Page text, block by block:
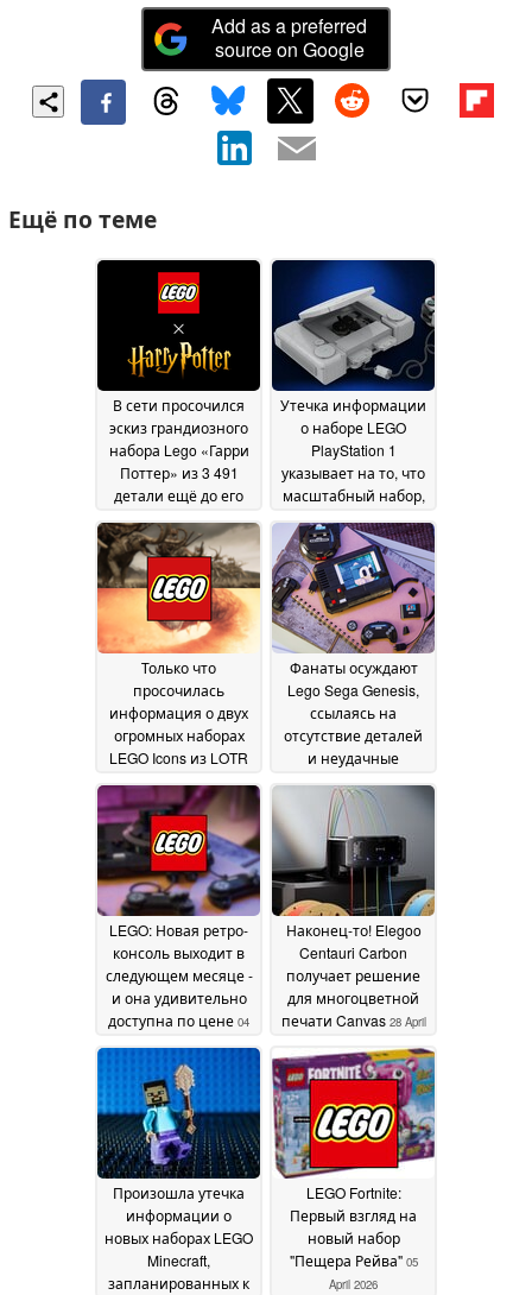
Add as a preferred
source on Google
Ещё по теме
В сети просочился
эскиз грандиозного
набора Lego «Гарри
Поттер» из 3 491
детали ещё до его
анонса; его
стоимость
составляет 450
долларов 30 July 2026
Утечка информации
о наборе LEGO
PlayStation 1
указывает на то, что
масштабный набор,
консоли, выйдет в
декабре 2026 года22
June 2026
Только что
просочилась
информация о двух
огромных наборах
LEGO Icons из LOTR
11 June 2026
Фанаты осуждают
Lego Sega Genesis,
ссылаясь на
отсутствие деталей
и неудачные
набором NES
2026
LEGO: Новая ретро-
консоль выходит в
следующем месяце -
и она удивительно
доступна по цене 04
May 2026
Наконец-то! Elegoo
Centauri Carbon
получает решение
для многоцветной
печати Canvas 28 April
Произошла утечка
информации о
новых наборах LEGO
Minecraft,
запланированных к
LEGO Fortnite:
Первый взгляд на
новый набор
"Пещера Рейва" 05
April 2026